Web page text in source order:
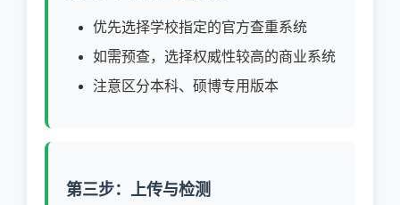
优先选择学校指定的官方查重系统
如需预查，选择权威性较高的商业系统
注意区分本科、硕博专用版本
第三步：上传与检测